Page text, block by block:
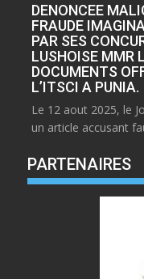
DENONCEE
FRAUDE
PAR SES
LUSHOISE MMR
DOCUMENTS
L’ITSCI A PUNIA.
Le 12 aout 2025, le
un article accusant
PARTENAIRES